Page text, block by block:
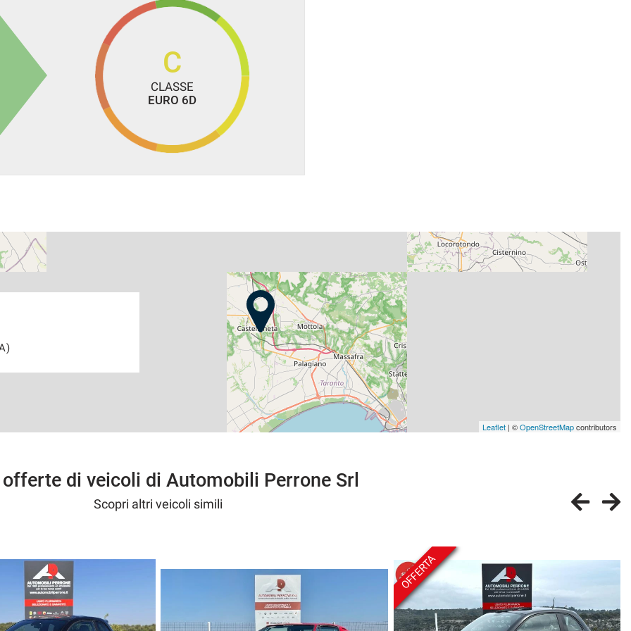
e con documenti già intestati all'acquirente!!
o Aeroporto più vicino.
ispezionare da un meccanico specialista o di vostra
AUTO!!
per fornirvi ulteriori informazioni e chiarimenti, e per
C
CLASSE
EURO 6D
Leaflet | ©OpenStreetMapcontributors
di veicoli di Automobili Perrone Srl
Scopri altri veicoli simili
OFFERTA